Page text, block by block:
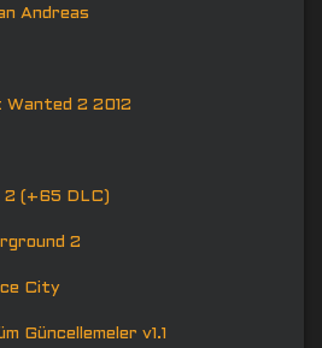
Andreas
Wanted 2 2012
2 (+65 DLC)
2
City
Güncellemeler v1.1